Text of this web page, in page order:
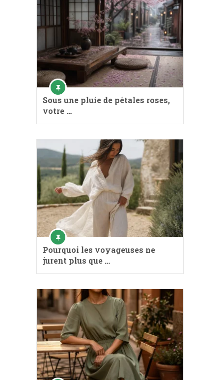
Sous une pluie de pétales roses,
votre …
Pourquoi les voyageuses ne
jurent plus que …